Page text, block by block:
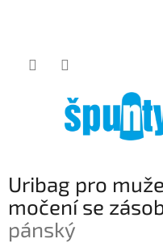
Uribag pro
močení se
pánský